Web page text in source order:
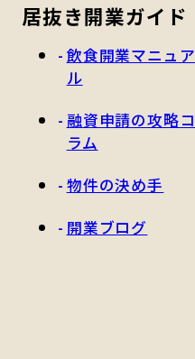
居抜き開業ガイド
飲食開業マニュア
ル
融資申請の攻略コ
ラム
物件の決め手
開業ブログ